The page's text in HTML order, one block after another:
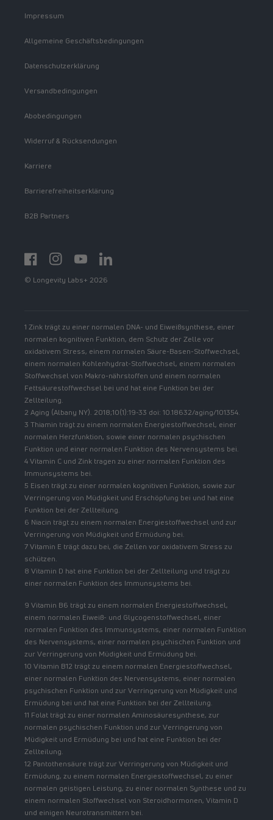
Impressum
Allgemeine Geschäftsbedingungen
Datenschutzerklärung
Versandbedingungen
Abobedingungen
Widerruf & Rücksendungen
Karriere
Barrierefreiheitserklärung
B2B Partners
FacebookInstagramYouTubehttps://www.linkedin.com/showcase/
© Longevity Labs+ 2026
1 Zink trägt zu einer normalen DNA- und Eiweißsynthese, einer
normalen kognitiven Funktion, dem Schutz der Zelle vor
oxidativem Stress, einem normalen Säure-Basen-Stoffwechsel,
einem normalen Kohlenhydrat-Stoffwechsel, einem normalen
Stoffwechsel von Makro-nährstoffen und einem normalen
Fettsäurestoffwechsel bei und hat eine Funktion bei der
Zellteilung.
2 Aging (Albany NY). 2018;10(1):19-33 doi: 10.18632/aging/101354.
3 Thiamin trägt zu einem normalen Energiestoffwechsel, einer
normalen Herzfunktion, sowie einer normalen psychischen
Funktion und einer normalen Funktion des Nervensystems bei.
4 Vitamin C und Zink tragen zu einer normalen Funktion des
Immunsystems bei.
5 Eisen trägt zu einer normalen kognitiven Funktion, sowie zur
Verringerung von Müdigkeit und Erschöpfung bei und hat eine
Funktion bei der Zellteilung.
6 Niacin trägt zu einem normalen Energiestoffwechsel und zur
Verringerung von Müdigkeit und Ermüdung bei.
7 Vitamin E trägt dazu bei, die Zellen vor oxidativem Stress zu
schützen.
8 Vitamin D hat eine Funktion bei der Zellteilung und trägt zu
einer normalen Funktion des Immunsystems bei.
9 Vitamin B6 trägt zu einem normalen Energiestoffwechsel,
einem normalen Eiweiß- und Glycogenstoffwechsel, einer
normalen Funktion des Immunsystems, einer normalen Funktion
des Nervensystems, einer normalen psychischen Funktion und
zur Verringerung von Müdigkeit und Ermüdung bei.
10 Vitamin B12 trägt zu einem normalen Energiestoffwechsel,
einer normalen Funktion des Nervensystems, einer normalen
psychischen Funktion und zur Verringerung von Müdigkeit und
Ermüdung bei und hat eine Funktion bei der Zellteilung.
11 Folat trägt zu einer normalen Aminosäuresynthese, zur
normalen psychischen Funktion und zur Verringerung von
Müdigkeit und Ermüdung bei und hat eine Funktion bei der
Zellteilung.
12 Pantothensäure trägt zur Verringerung von Müdigkeit und
Ermüdung, zu einem normalen Energiestoffwechsel, zu einer
normalen geistigen Leistung, zu einer normalen Synthese und zu
einem normalen Stoffwechsel von Steroidhormonen, Vitamin D
und einigen Neurotransmittern bei.